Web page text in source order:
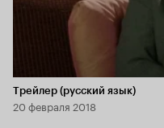
Длительность 1 мин
Трейлер (русский язык)
20 февраля 2018